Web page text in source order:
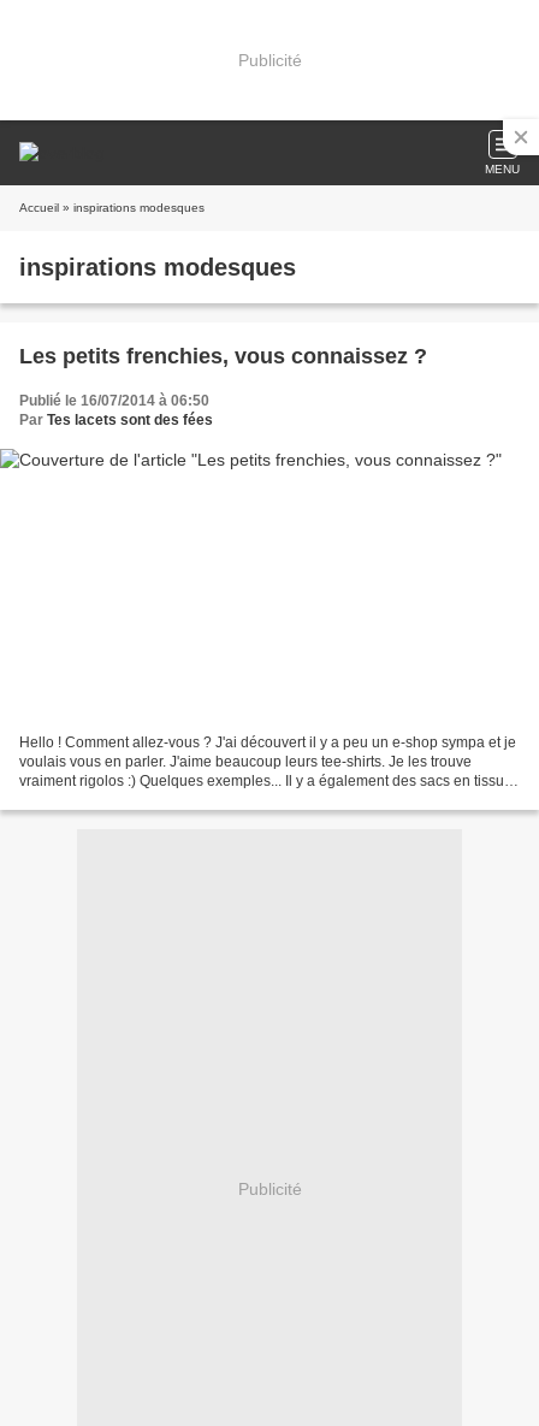
Publicité
MENU
Accueil » inspirations modesques
inspirations modesques
Les petits frenchies, vous connaissez ?
Publié le 16/07/2014 à 06:50
Par Tes lacets sont des fées
Hello ! Comment allez-vous ? J'ai découvert il y a peu un e-shop sympa et je
voulais vous en parler. J'aime beaucoup leurs tee-shirts. Je les trouve
vraiment rigolos :) Quelques exemples... Il y a également des sacs en tissus
Publicité